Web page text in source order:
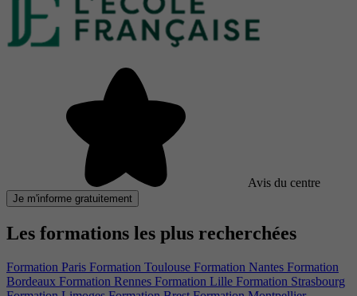
Avis du centre
Je m'informe gratuitement
Les formations les plus recherchées
Formation Paris Formation Toulouse Formation Nantes Formation
Bordeaux Formation Rennes Formation Lille Formation Strasbourg